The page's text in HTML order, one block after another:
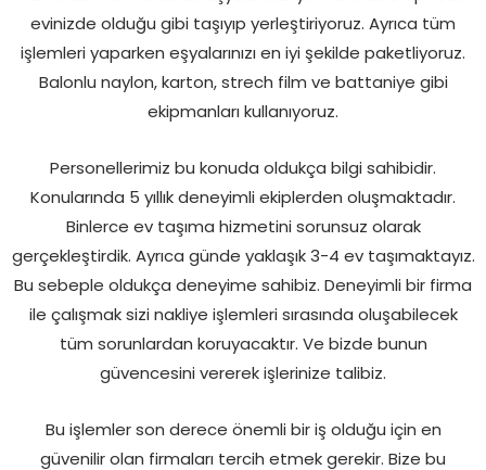
evinizde olduğu gibi taşıyıp yerleştiriyoruz. Ayrıca tüm
işlemleri yaparken eşyalarınızı en iyi şekilde paketliyoruz.
Balonlu naylon, karton, strech film ve battaniye gibi
ekipmanları kullanıyoruz.
Personellerimiz bu konuda oldukça bilgi sahibidir.
Konularında 5 yıllık deneyimli ekiplerden oluşmaktadır.
Binlerce ev taşıma hizmetini sorunsuz olarak
gerçekleştirdik. Ayrıca günde yaklaşık 3-4 ev taşımaktayız.
Bu sebeple oldukça deneyime sahibiz. Deneyimli bir firma
ile çalışmak sizi nakliye işlemleri sırasında oluşabilecek
tüm sorunlardan koruyacaktır. Ve bizde bunun
güvencesini vererek işlerinize talibiz.
Bu işlemler son derece önemli bir iş olduğu için en
güvenilir olan firmaları tercih etmek gerekir. Bize bu